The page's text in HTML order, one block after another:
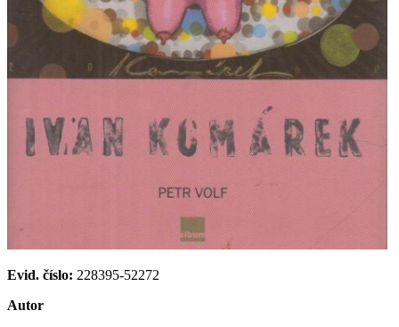
Evid. číslo: 228395-52272
Autor